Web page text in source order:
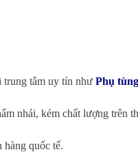
trung tâm uy tín như Phụ
nhái, kém chất lượng trên
quốc tế.